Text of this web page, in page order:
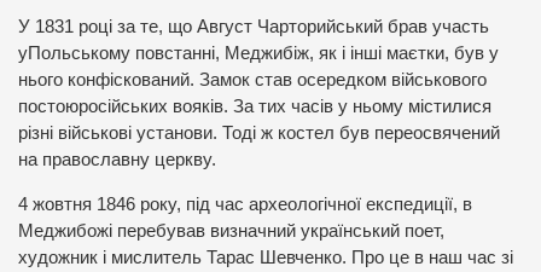
У 1831 році за те, що Август Чарторийський брав участь
уПольському повстанні, Меджибіж, як і інші маєтки, був у
нього конфіскований. Замок став осередком військового
постоюросійських вояків. За тих часів у ньому містилися
різні військові установи. Тоді ж костел був переосвячений
на православну церкву.
4 жовтня 1846 року, під час археологічної експедиції, в
Меджибожі перебував визначний український поет,
художник і мислитель Тарас Шевченко. Про це в наш час зі